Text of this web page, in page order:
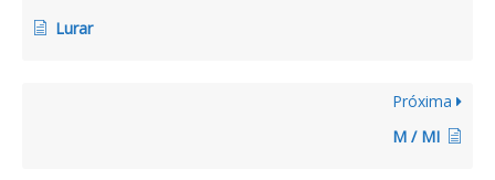
Lurar
Próxima
M / MI